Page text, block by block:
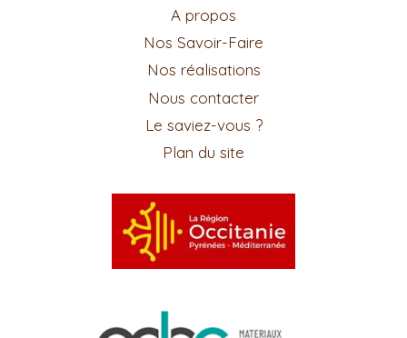
A propos
Nos Savoir-Faire
Nos réalisations
Nous contacter
Le saviez-vous ?
Plan du site